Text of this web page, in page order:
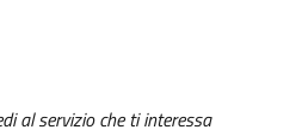
al servizio che ti interessa